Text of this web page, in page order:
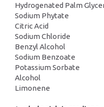
Hydrogenated Palm
Sodium Phytate
Citric Acid
Sodium Chloride
Benzyl Alcohol
Sodium Benzoate
Potassium Sorbate
Alcohol
Limonene